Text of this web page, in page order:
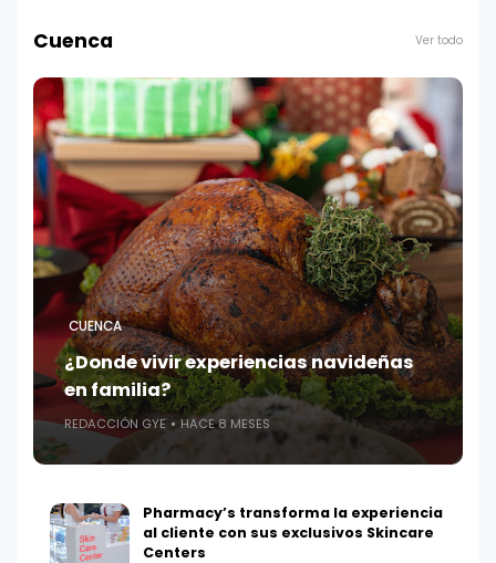
Cuenca Ver todo
CUENCA
¿Donde vivir experiencias navideñas
en familia?
REDACCIÓN GYE HACE 8 MESES
Pharmacy’s transforma la experiencia
al cliente con sus exclusivos Skincare
Centers